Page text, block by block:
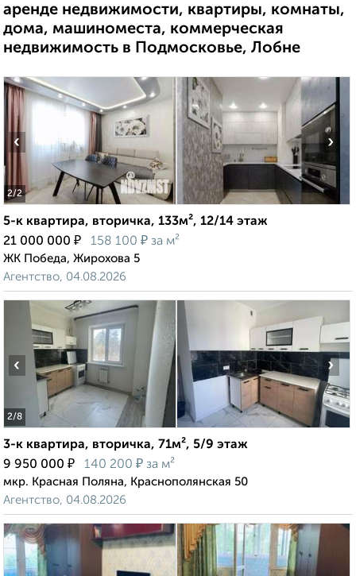
аренде недвижимости, квартиры, комнаты,
дома, машиноместа, коммерческая
недвижимость в Подмосковье, Лобне
2/2
‹ ›
5-к квартира, вторичка, 133м², 12/14 этаж
21 000 000 ₽ 158 100 ₽ за м²
ЖК Победа, Жирохова 5
Агентство, 04.08.2026
2/8
‹ ›
3-к квартира, вторичка, 71м², 5/9 этаж
9 950 000 ₽ 140 200 ₽ за м²
мкр. Красная Поляна, Краснополянская 50
Агентство, 04.08.2026